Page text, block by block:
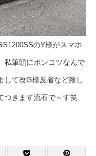
のY様がスマホ
私筆頭にポンコツなんで
て改G様反省など致し
つきます流石で～す笑